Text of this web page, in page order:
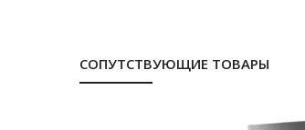
СОПУТСТВУЮЩИЕ ТОВАРЫ